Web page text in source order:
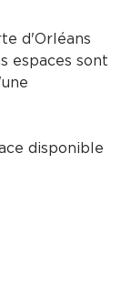
d'Orléans
espaces sont
disponible